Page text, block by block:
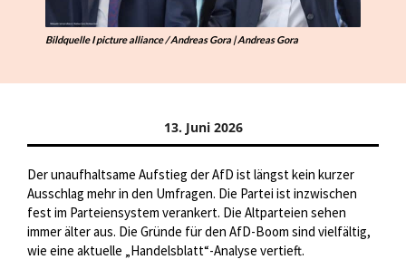
Bildquelle I picture alliance / Andreas Gora | Andreas Gora
13. Juni 2026
Der unaufhaltsame Aufstieg der AfD ist längst kein kurzer
Ausschlag mehr in den Umfragen. Die Partei ist inzwischen
fest im Parteiensystem verankert. Die Altparteien sehen
immer älter aus. Die Gründe für den AfD-Boom sind vielfältig,
wie eine aktuelle „Handelsblatt“-Analyse vertieft.